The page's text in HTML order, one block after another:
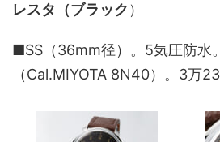
レスタ（ブラック ）
■SS（36mm径）。5気圧防水
（Cal.MIYOTA 8N40）。3万